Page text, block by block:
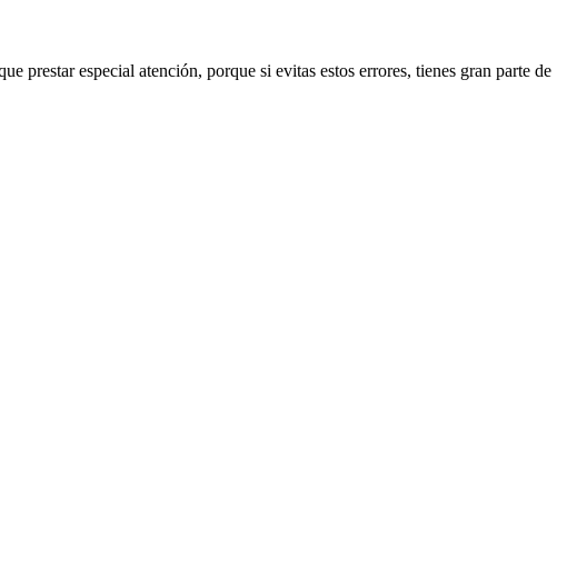
prestar especial atención, porque si evitas estos errores, tienes gran parte de